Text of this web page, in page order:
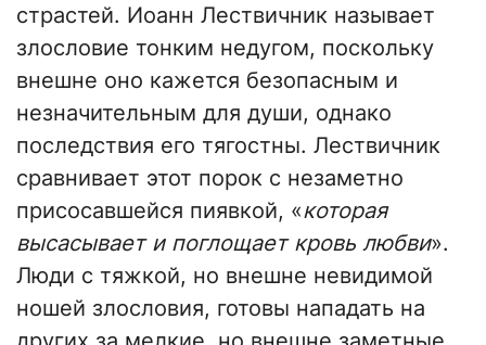
страстей. Иоанн Лествичник называет
злословие тонким недугом, поскольку
внешне оно кажется безопасным и
незначительным для души, однако
последствия его тягостны. Лествичник
сравнивает этот порок с незаметно
присосавшейся пиявкой, «которая
высасывает и поглощает кровь любви».
Люди с тяжкой, но внешне невидимой
ношей злословия, готовы нападать на